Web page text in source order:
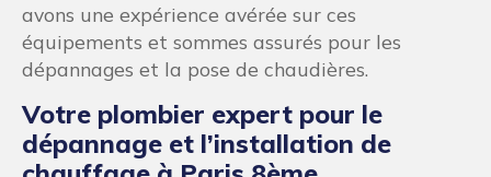
avons une expérience avérée sur ces
équipements et sommes assurés pour les
dépannages et la pose de chaudières.
Votre plombier expert pour le
dépannage et l’installation de